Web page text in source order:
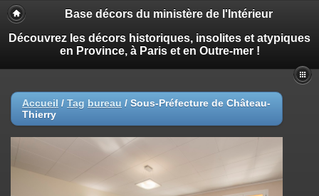
Base décors du ministère de l'Intérieur
Découvrez les décors historiques, insolites et atypiques
en Province, à Paris et en Outre-mer !
Accueil / Tag bureau / Sous-Préfecture de Château-
Thierry